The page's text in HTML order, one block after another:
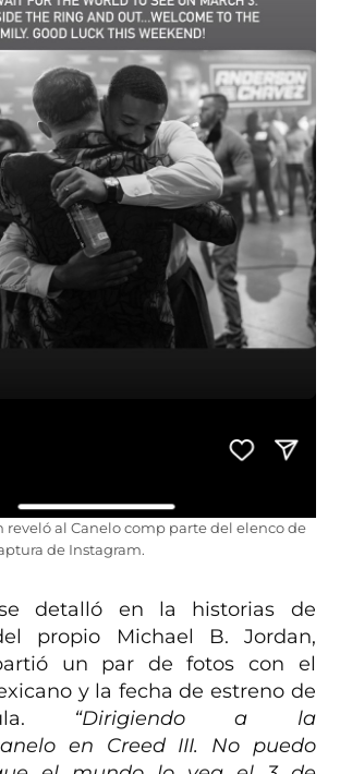
reveló al Canelo comp parte del elenco de
de Instagram.
detalló en la historias de
propio Michael B. Jordan,
un par de fotos con el
y la fecha de estreno de
“Dirigiendo a la
en Creed III. No puedo